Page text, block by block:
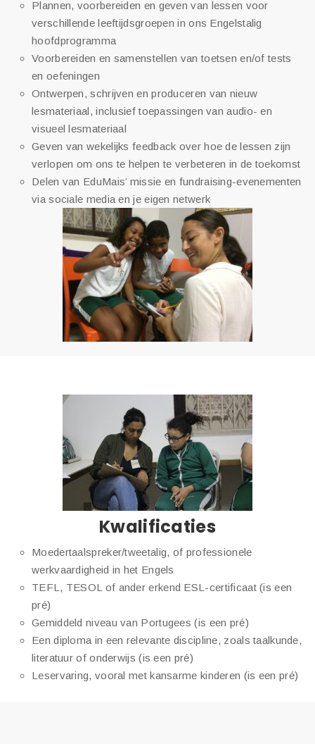
Plannen, voorbereiden en geven van lessen voor
verschillende leeftijdsgroepen in ons Engelstalig
hoofdprogramma
Voorbereiden en samenstellen van toetsen en/of tests
en oefeningen
Ontwerpen, schrijven en produceren van nieuw
lesmateriaal, inclusief toepassingen van audio- en
visueel lesmateriaal
Geven van wekelijks feedback over hoe de lessen zijn
verlopen om ons te helpen te verbeteren in de toekomst
Delen van EduMais’ missie en fundraising-evenementen
via sociale media en je eigen netwerk
Kwalificaties
Moedertaalspreker/tweetalig, of professionele
werkvaardigheid in het Engels
TEFL, TESOL of ander erkend ESL-certificaat (is een
pré)
Gemiddeld niveau van Portugees (is een pré)
Een diploma in een relevante discipline, zoals taalkunde,
literatuur of onderwijs (is een pré)
Leservaring, vooral met kansarme kinderen (is een pré)